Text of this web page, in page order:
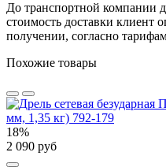
До транспортной
стоимость доставки клиент
получении, согласно
Похожие товары
18%
2 090 руб